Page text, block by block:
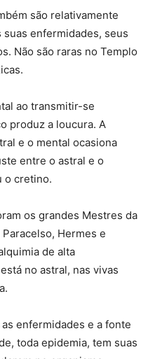
são relativamente
suas enfermidades, seus
Não são raras no Templo
ao transmitir-se
produz a loucura. A
e o mental ocasiona
entre o astral e o
o cretino.
os grandes Mestres da
Hermes e
de alta
no astral, nas vivas
enfermidades e a fonte
toda epidemia, tem suas